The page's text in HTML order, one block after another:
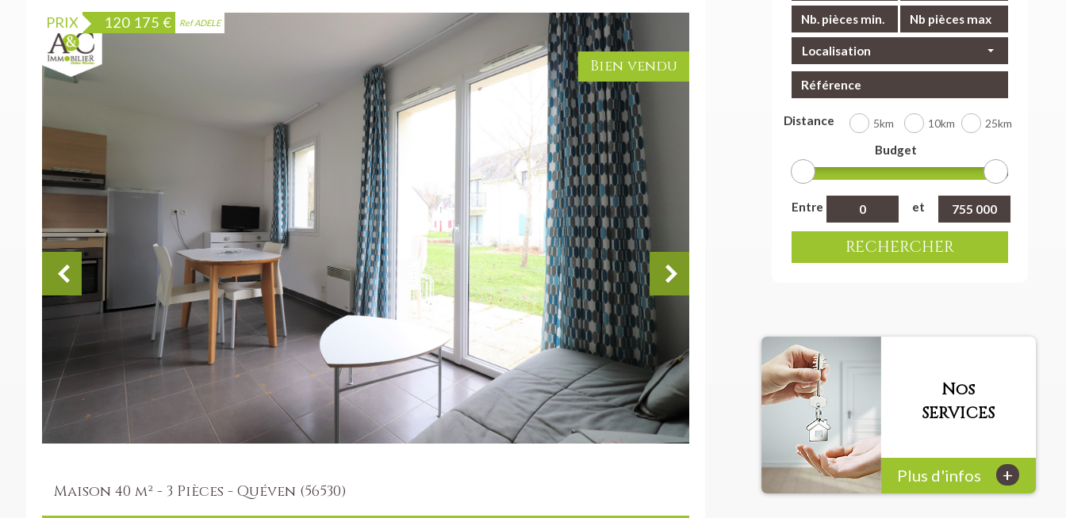
Localisation
Distance 5km 10km 25km
Budget
Entre et
RECHERCHER
Maison 40 m² - 3 Pièces - Quéven (56530)
PRIX 120 175 € Ref ADELE
Bien vendu
Nos
SERVICES
Plus d'infos +